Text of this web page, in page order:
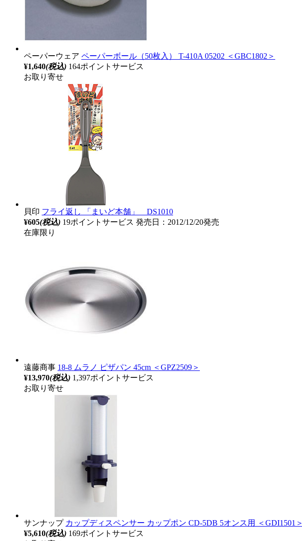
ペーパーウェア ペーパーボール（50枚入） T-410A 05202 ＜GBC1802＞
¥1,640(税込) 164ポイントサービス
お取り寄せ
貝印 フライ返し 「まいど本舗」 DS1010
¥605(税込) 19ポイントサービス 発売日：2012/12/20発売
在庫限り
遠藤商事 18-8 ムラノ ピザパン 45cm ＜GPZ2509＞
¥13,970(税込) 1,397ポイントサービス
お取り寄せ
サンナップ カップディスペンサー カップポン CD-5DB 5オンス用 ＜GDI1501＞
¥5,610(税込) 169ポイントサービス